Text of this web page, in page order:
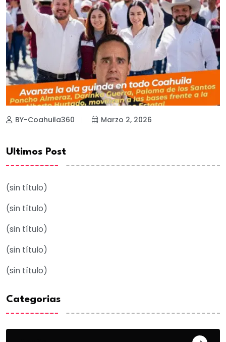
BY-Coahuila360 Marzo 2, 2026
Ultimos Post
(sin título)
(sin título)
(sin título)
(sin título)
(sin título)
Categorias